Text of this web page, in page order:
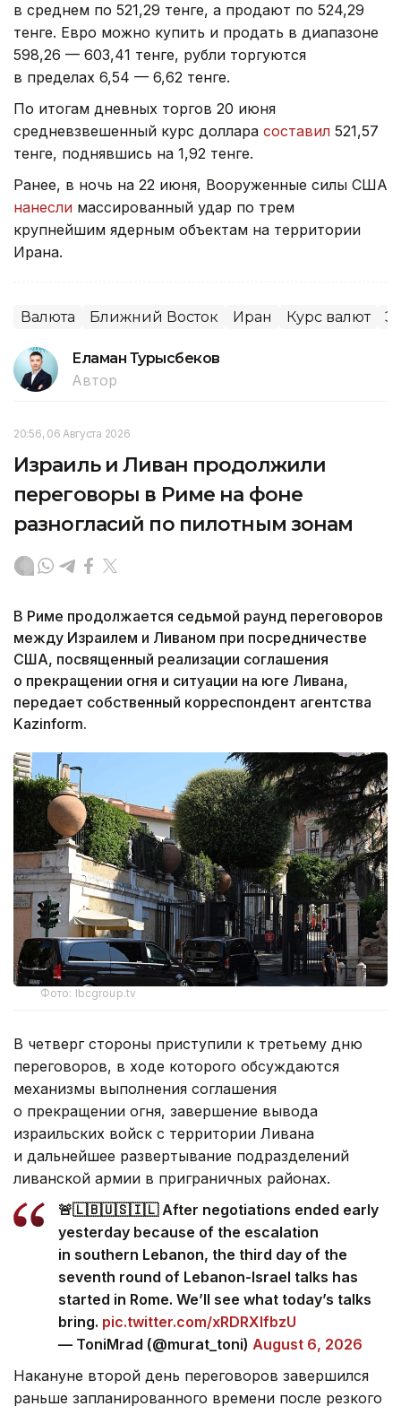
в среднем по 521,29 тенге, а продают по 524,29
тенге. Евро можно купить и продать в диапазоне
598,26 — 603,41 тенге, рубли торгуются
в пределах 6,54 — 6,62 тенге.
По итогам дневных торгов 20 июня
средневзвешенный курс доллара составил 521,57
тенге, поднявшись на 1,92 тенге.
Ранее, в ночь на 22 июня, Вооруженные силы США
нанесли массированный удар по трем
крупнейшим ядерным объектам на территории
Ирана.
Валюта Ближний Восток Иран Курс валют
Еламан Турысбеков
Автор
20:56, 06 Августа 2026
Израиль и Ливан продолжили
переговоры в Риме на фоне
разногласий по пилотным зонам
В Риме продолжается седьмой раунд переговоров
между Израилем и Ливаном при посредничестве
США, посвященный реализации соглашения
о прекращении огня и ситуации на юге Ливана,
передает собственный корреспондент агентства
Kazinform.
Фото: lbcgroup.tv
В четверг стороны приступили к третьему дню
переговоров, в ходе которого обсуждаются
механизмы выполнения соглашения
о прекращении огня, завершение вывода
израильских войск с территории Ливана
и дальнейшее развертывание подразделений
ливанской армии в приграничных районах.
🚨🇱🇧🇺🇸🇮🇱 After negotiations ended early
yesterday because of the escalation
in southern Lebanon, the third day of the
seventh round of Lebanon-Israel talks has
started in Rome. We’ll see what today’s talks
bring. pic.twitter.com/xRDRXlfbzU
— ToniMrad (@murat_toni) August 6, 2026
Накануне второй день переговоров завершился
раньше запланированного времени после резкого